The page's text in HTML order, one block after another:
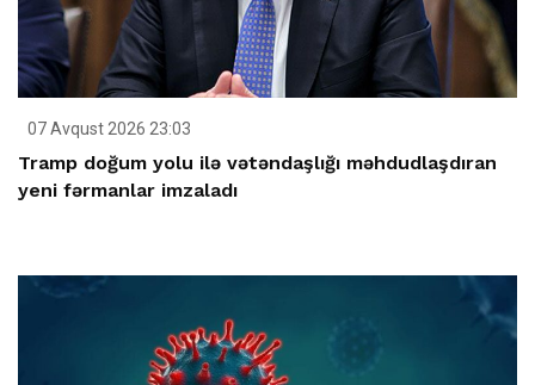
07 Avqust 2026 23:03
Tramp doğum yolu ilə vətəndaşlığı məhdudlaşdıran
yeni fərmanlar imzaladı